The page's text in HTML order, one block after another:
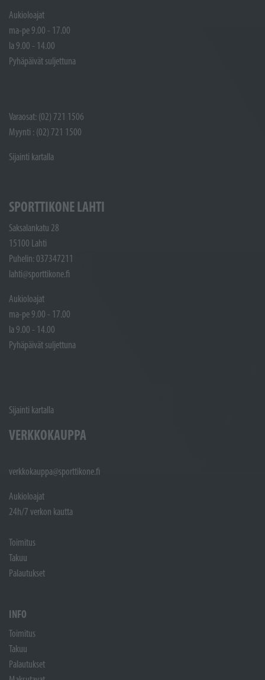
Aukioloajat
ma-pe 9.00 - 17.00
la 9.00 - 14.00
Pyhäpäivät suljettuna
Varaosat: (02) 721 1506
Myynti : (02) 721 1500
Sijainti kartalla
SPORTTIKONE LAHTI
Saksalankatu 28
15100 Lahti
Puhelin: 037347211
lahti@sporttikone.fi
Aukioloajat
ma-pe 9.00 - 17.00
la 9.00 - 14.00
Pyhäpäivät suljettuna
Sijainti kartalla
VERKKOKAUPPA
verkkokauppa@sporttikone.fi
Aukioloajat
24h/7 verkon kautta
Toimitus
Takuu
Palautukset
INFO
Toimitus
Takuu
Palautukset